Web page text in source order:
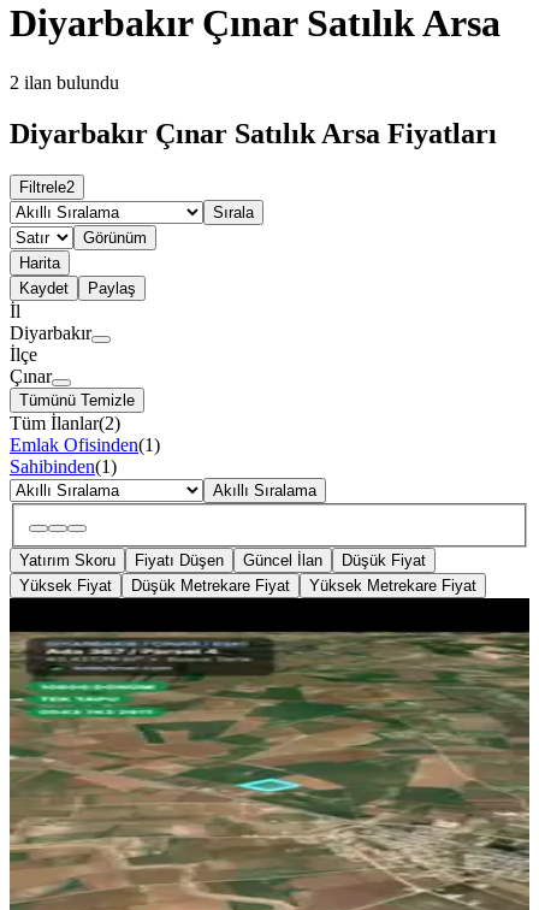
Diyarbakır Çınar Satılık Arsa
2 ilan bulundu
Diyarbakır Çınar Satılık Arsa Fiyatları
Filtrele2
Sırala
Görünüm
Harita
Kaydet
Paylaş
İl
Diyarbakır
İlçe
Çınar
Tümünü Temizle
Tüm İlanlar(2)
Emlak Ofisinden(1)
Sahibinden(1)
Akıllı Sıralama
Yatırım Skoru Fiyatı Düşen Güncel İlan
Düşük Fiyat
Yüksek Fiyat
Düşük Metrekare Fiyat Yüksek Metrekare Fiyat
Diyarbakır Çınar'da Satılık 10
Dönüm Tarla
Çınar, Altınakar Mahallesi
10080 m²·496/m² 02.08.2026
5.000.000 ₺
Resul Kayar
Ara